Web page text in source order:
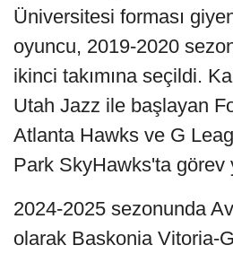
Üniversitesi forması
oyuncu, 2019-2020
ikinci takımına seçildi.
Utah Jazz ile başlayan
Atlanta Hawks ve G
Park SkyHawks'ta görev
2024-2025 sezonunda
olarak Baskonia Vitoria-